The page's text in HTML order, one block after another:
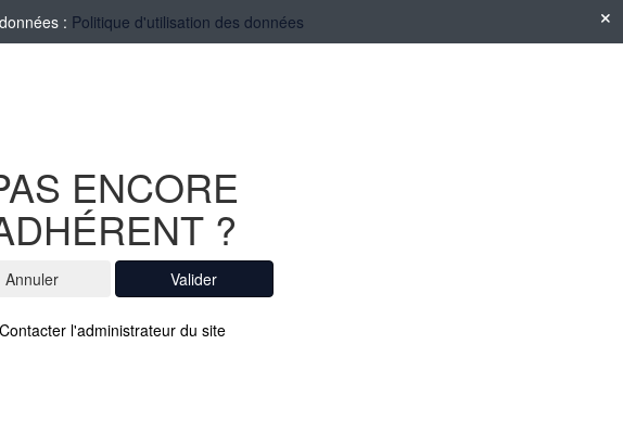
: Politique d'utilisation des données
ENCORE
?
Valider
Contacter l'administrateur du site